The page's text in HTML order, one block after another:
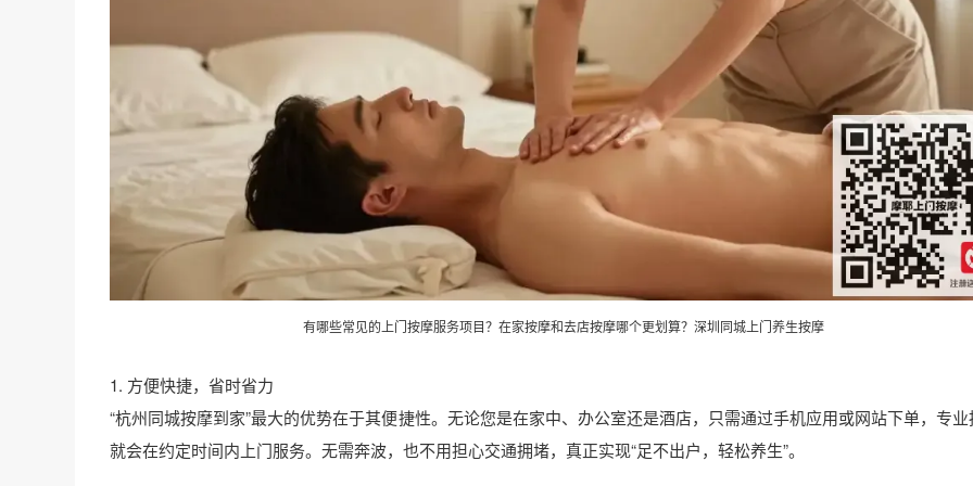
有哪些常见的 上门按摩服务项目？在家按摩和去店按摩哪个更划算？深圳同城上门养生按摩
1. 方便快捷，省时省力
“杭州同城按摩到家”最大的优势在于其便捷性。无论您是在家中、办公室还是酒店，只需通过手机应用或网站下单，专
就会在约定时间内上门服务。无需奔波，也不用担心交通拥堵，真正实现“足不出户，轻松养生”。